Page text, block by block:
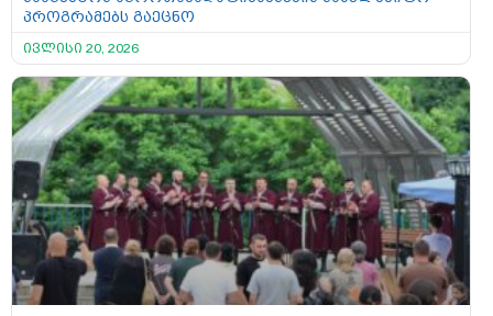
პროგრამებს გაეცნო
ივლისი 20, 2026